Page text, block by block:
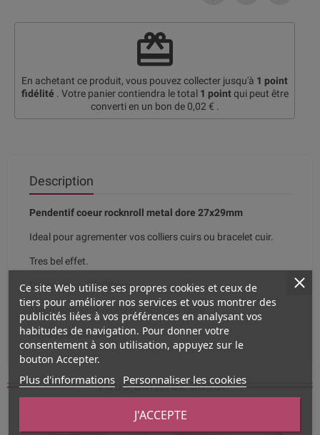
redeem
En achetant ce produit, vous pouvez collecter jusqu'à 1 point
fidélité . Votre panier contiendra le total 1 pointqui peut être
converti en un bon de 0,02 € .
Description
Pendentif coeur rocknroll metal dore 27x29mm
Ideal pour agrementer vos colliers cuirs ou bracelet cuir.
Tres bel effet.
Dimensions. 27x28mm
Metal dore sans nickel et sans cadmium
Vendu par une piece.
Vous aimerez aussi
Ce site Web utilise ses propres cookies et ceux de
tiers pour améliorer nos services et vous montrer des
publicités liées à vos préférences en analysant vos
habitudes de navigation. Pour donner votre
consentement à son utilisation, appuyez sur le
bouton Accepter.
Plus d'informations Personnaliser les cookies
J'ACCEPTE